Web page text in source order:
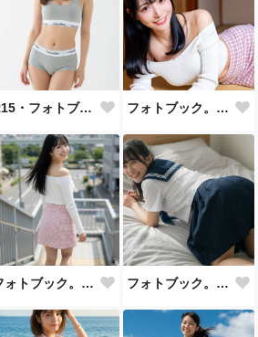
R15・フォトブック。コットン フォトブック。古民家。
フォトブック。街中で フォトブック。屋内